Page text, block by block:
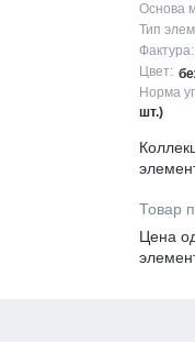
Основа
Тип
Фактура:
Цвет:
Норма
шт.)
Товар
Цена